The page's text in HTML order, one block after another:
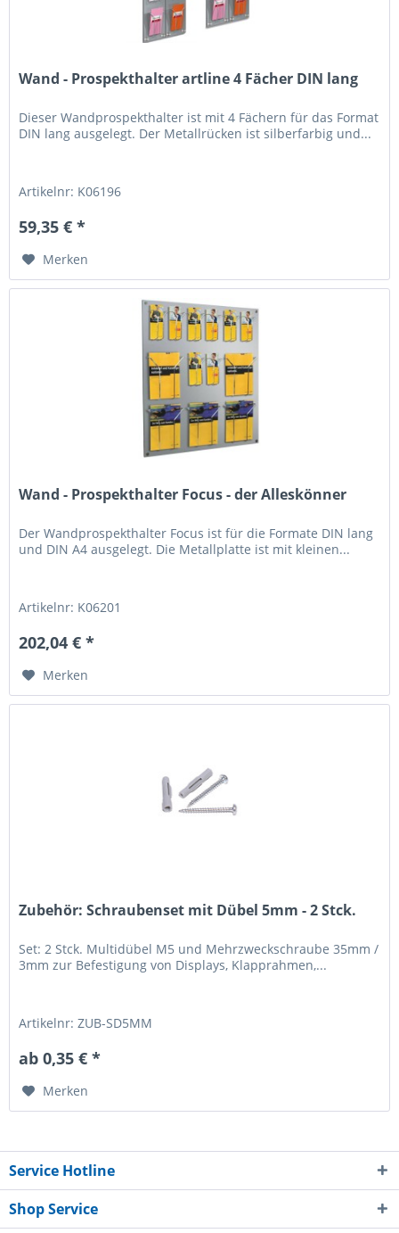
Wand - Prospekthalter artline 4 Fächer DIN lang
Dieser Wandprospekthalter ist mit 4 Fächern für das Format
DIN lang ausgelegt. Der Metallrücken ist silberfarbig und...
Artikelnr: K06196
59,35 € *
Merken
Wand - Prospekthalter Focus - der Alleskönner
Der Wandprospekthalter Focus ist für die Formate DIN lang
und DIN A4 ausgelegt. Die Metallplatte ist mit kleinen...
Artikelnr: K06201
202,04 € *
Merken
Zubehör: Schraubenset mit Dübel 5mm - 2 Stck.
Set: 2 Stck. Multidübel M5 und Mehrzweckschraube 35mm /
3mm zur Befestigung von Displays, Klapprahmen,...
Artikelnr: ZUB-SD5MM
ab 0,35 € *
Merken
Service Hotline
Shop Service